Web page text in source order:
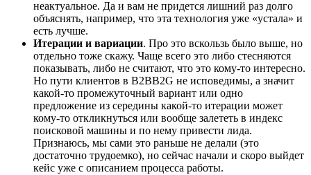
неактуальное. Да и вам не придется лишний раз долго
объяснять, например, что эта технология уже «устала» и
есть лучше.
Итерации и вариации. Про это вскользь было выше, но
отдельно тоже скажу. Чаще всего это либо стесняются
показывать, либо не считают, что это кому-то интересно.
Но пути клиентов в B2BB2G не исповедимы, а значит
какой-то промежуточный вариант или одно
предложение из середины какой-то итерации может
кому-то откликнуться или вообще залететь в индекс
поисковой машины и по нему привести лида.
Признаюсь, мы сами это раньше не делали (это
достаточно трудоемко), но сейчас начали и скоро выйдет
кейс уже с описанием процесса работы.